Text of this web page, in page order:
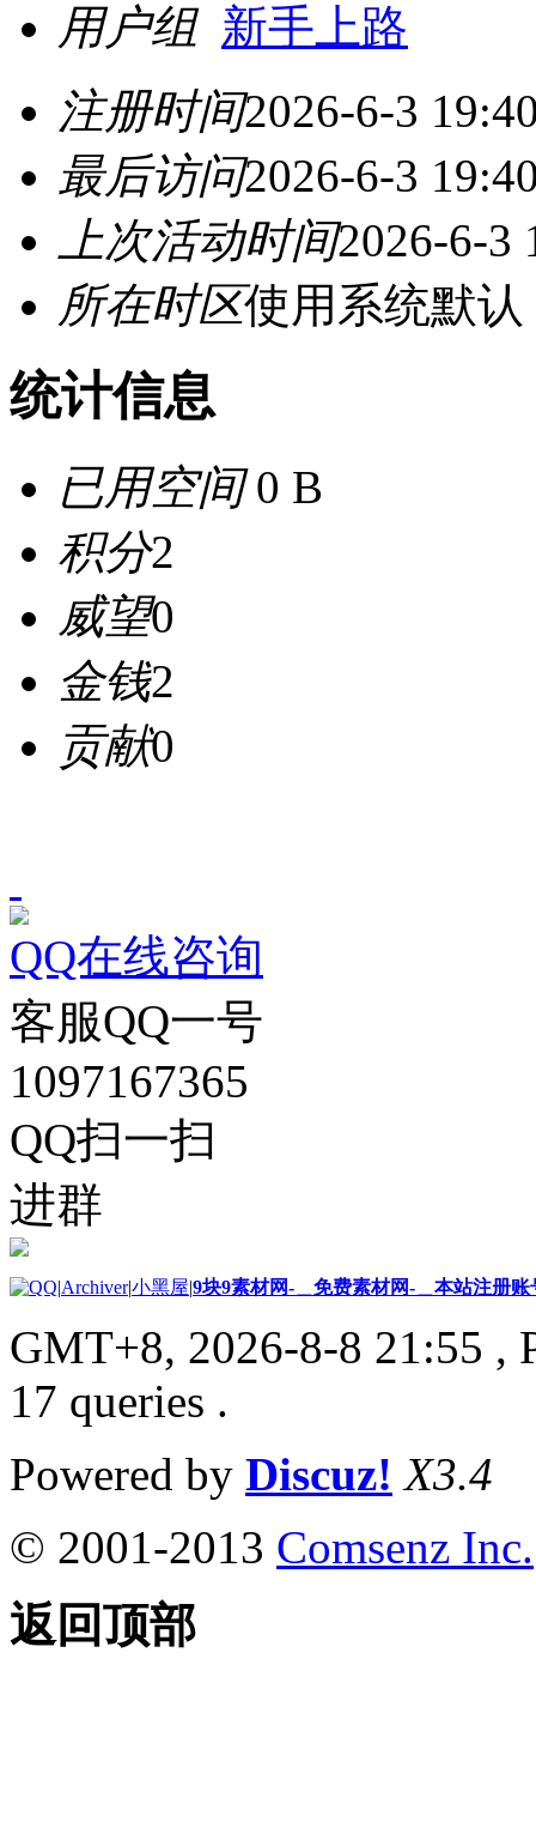
用户组 新手上路
注册时间2026-6-3
最后访问2026-6-3
上次活动时间2026-6-3
所在时区使用系统默认
统计信息
已用空间0 B
积分2
威望0
金钱2
贡献0
QQ在线咨询
客服QQ一号
1097167365
QQ扫一扫
进群
|Archiver|小黑屋|9块9素材网-＿免费素材网-＿本站注册账
GMT+8, 2026-8-8 21:55 ,
17 queries .
Powered by Discuz! X3.4
© 2001-2013 Comsenz Inc.
返回顶部